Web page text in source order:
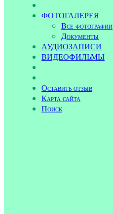
ФОТОГАЛЕРЕЯ
Все фотографии
Документы
АУДИОЗАПИСИ
ВИДЕОФИЛЬМЫ
Оставить отзыв
Карта сайта
Поиск